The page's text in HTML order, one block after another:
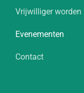
Vrijwilliger worden
Evenementen
Contact